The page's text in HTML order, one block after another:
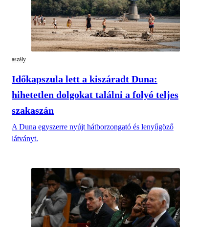
aszály
Időkapszula lett a kiszáradt Duna:
hihetetlen dolgokat találni a folyó teljes
szakaszán
A Duna egyszerre nyújt hátborzongató és lenyűgöző
látványt.